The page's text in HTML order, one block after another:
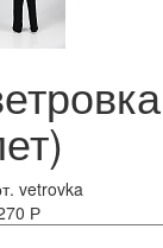
vetrovka
Р